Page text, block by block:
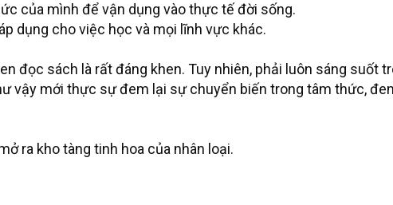
của mình để vận dụng vào thực tế đời sống.
dụng cho việc học và mọi lĩnh vực khác.
đọc sách là rất đáng khen. Tuy nhiên, phải luôn sáng suốt
vậy mới thực sự đem lại sự chuyển biến trong tâm thức,
ra kho tàng tinh hoa của nhân loại.